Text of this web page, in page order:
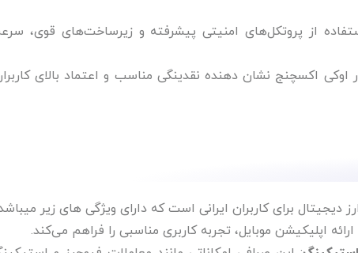
از پروتکل‌های امنیتی پیشرفته و زیرساخت‌های قوی،
اوکی اکسچنج نشان‌ دهنده نقدینگی مناسب و اعتماد بالای
دیجیتال برای کاربران ایرانی است که دارای ویژگی های زیر